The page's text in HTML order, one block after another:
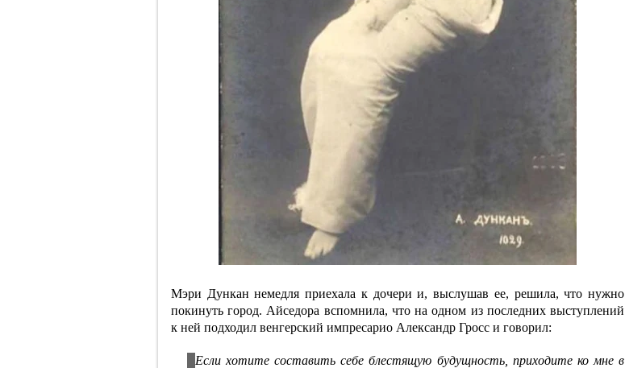
Мэри Дункан немедля приехала к дочери и, выслушав ее, решила, что нужно
покинуть город. Айседора вспомнила, что на одном из последних выступлений
к ней подходил венгерский импресарио Александр Гросс и говорил:
Если хотите составить себе блестящую будущность, приходите ко мне в